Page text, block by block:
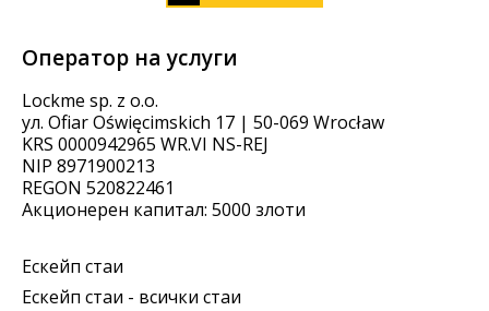
Оператор на услуги
Lockme sp. z o.o.
ул. Ofiar Oświęcimskich 17 | 50-069 Wrocław
KRS 0000942965 WR.VI NS-REJ
NIP 8971900213
REGON 520822461
Акционерен капитал: 5000 злоти
Ескейп стаи
Ескейп стаи - всички стаи